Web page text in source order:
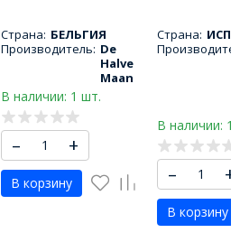
Страна: БЕЛЬГИЯ
Производитель: De
Halve
Maan
В наличии: 1 шт.
– +
В корзину
Страна:
В наличии: 1
– +
В корзину